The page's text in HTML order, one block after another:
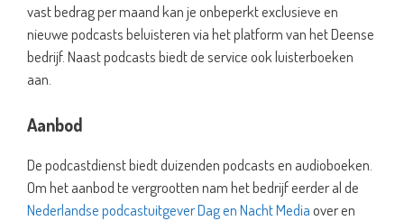
vast bedrag per maand kan je onbeperkt exclusieve en
nieuwe podcasts beluisteren via het platform van het Deense
bedrijf. Naast podcasts biedt de service ook luisterboeken
aan.
Aanbod
De podcastdienst biedt duizenden podcasts en audioboeken.
Om het aanbod te vergrootten nam het bedrijf eerder al de
Nederlandse podcastuitgever Dag en Nacht Mediaover en